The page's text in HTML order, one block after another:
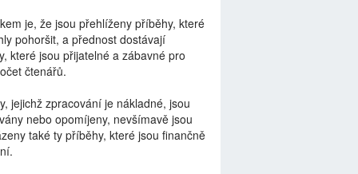
je, že jsou přehlíženy příběhy, které
pohoršit, a přednost dostávají
které jsou přijatelné a zábavné pro
čtenářů.
jejichž zpracování je nákladné, jsou
nebo opomíjeny, nevšímavě jsou
také ty příběhy, které jsou finančně